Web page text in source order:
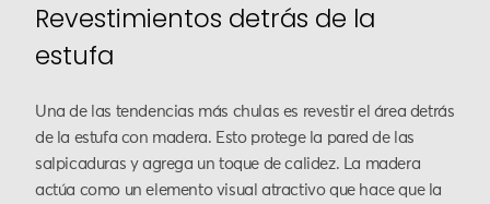
Revestimientos detrás de la
estufa
Una de las tendencias más chulas es revestir el área detrás
de la estufa con madera. Esto protege la pared de las
salpicaduras y agrega un toque de calidez. La madera
actúa como un elemento visual atractivo que hace que la